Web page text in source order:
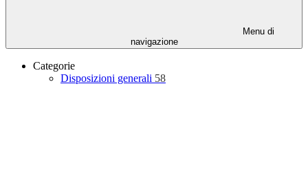
Menu di
navigazione
Categorie
Disposizioni generali 58